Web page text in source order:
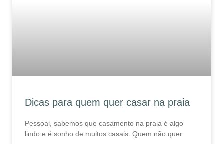
Dicas para quem quer casar na praia
Pessoal, sabemos que casamento na praia é algo
lindo e é sonho de muitos casais. Quem não quer